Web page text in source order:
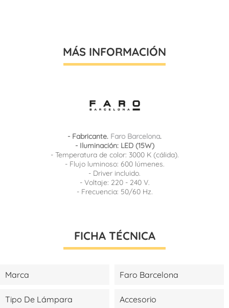
MÁS INFORMACIÓN
- Fabricante. Faro Barcelona.
- Iluminación: LED (15W)
- Temperatura de color: 3000 K (cálida).
- Flujo luminoso: 600 lúmenes.
- Driver incluido.
- Voltaje: 220 - 240 V.
- Frecuencia: 50/60 Hz.
FICHA TÉCNICA
Marca Faro Barcelona
Tipo De Lámpara Accesorio